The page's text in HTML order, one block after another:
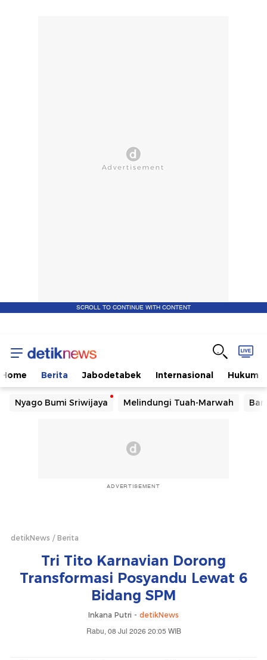
SCROLL TO CONTINUE WITH CONTENT
Home Berita Jabodetabek Internasional Hukum
Nyago Bumi Sriwijaya Melindungi Tuah-Marwah
ADVERTISEMENT
detikNews Berita
Tri Tito Karnavian Dorong
Transformasi Posyandu Lewat 6
Bidang SPM
Inkana Putri - detikNews
Rabu, 08 Jul 2026 20:05 WIB